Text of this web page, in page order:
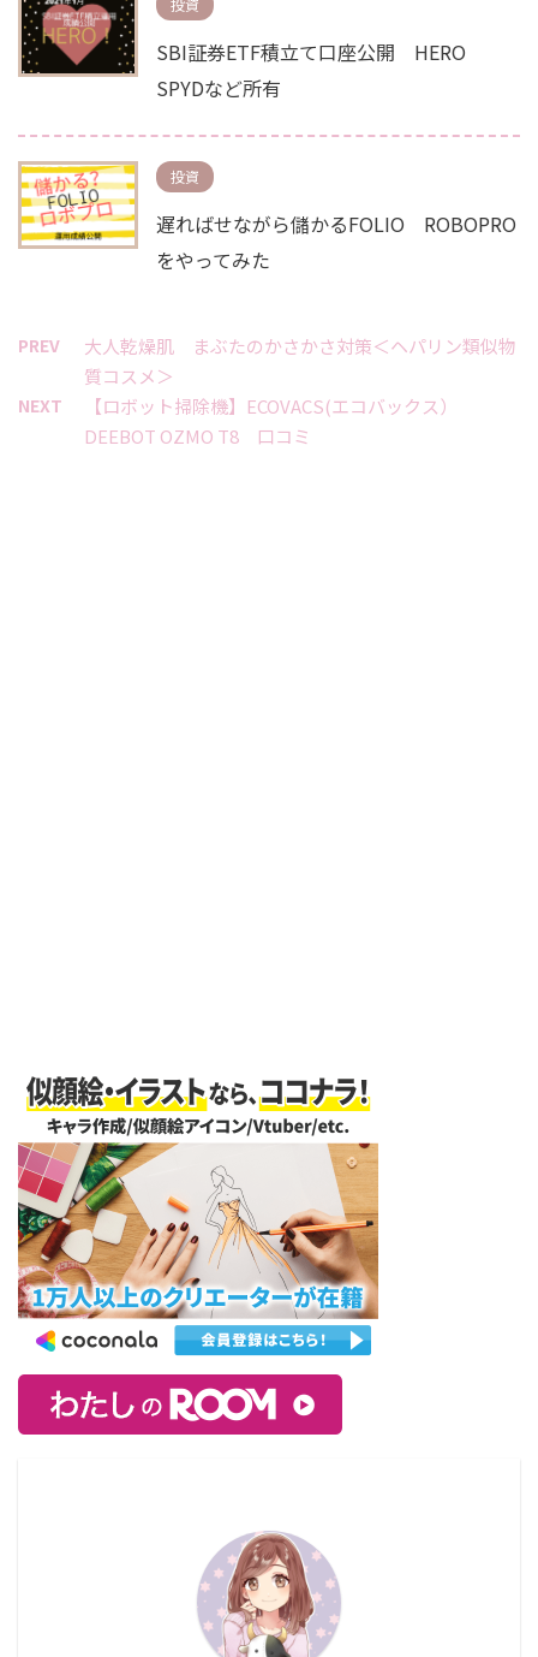
SBI証券ETF積立て口座公開 HERO
SPYDなど所有
投資
遅ればせながら儲かるFOLIO ROBOPRO
をやってみた
PREV
大人乾燥肌 まぶたのかさかさ対策＜ヘパリン類似物
質コスメ＞
NEXT
【ロボット掃除機】ECOVACS(エコバックス）
DEEBOT OZMO T8 口コミ